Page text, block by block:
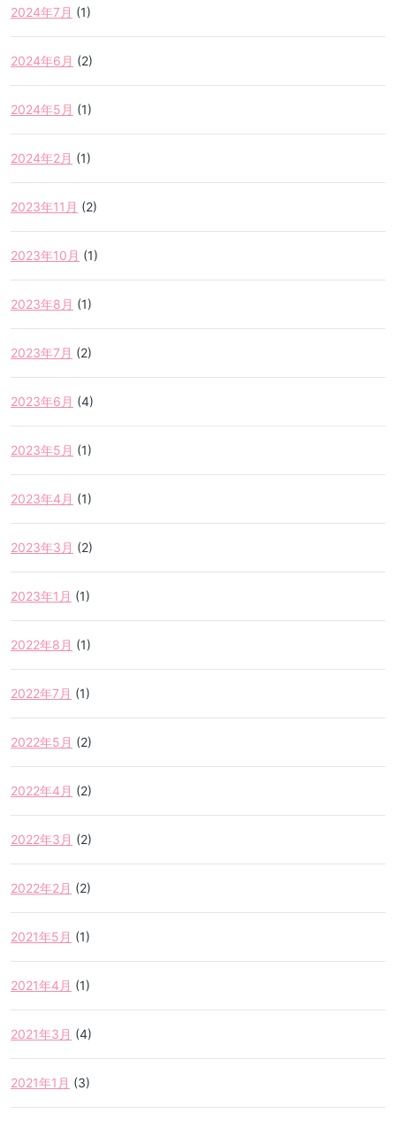
2024年7月 (1)
2024年6月 (2)
2024年5月 (1)
2024年2月 (1)
2023年11月 (2)
2023年10月 (1)
2023年8月 (1)
2023年7月 (2)
2023年6月 (4)
2023年5月 (1)
2023年4月 (1)
2023年3月 (2)
2023年1月 (1)
2022年8月 (1)
2022年7月 (1)
2022年5月 (2)
2022年4月 (2)
2022年3月 (2)
2022年2月 (2)
2021年5月 (1)
2021年4月 (1)
2021年3月 (4)
2021年1月 (3)